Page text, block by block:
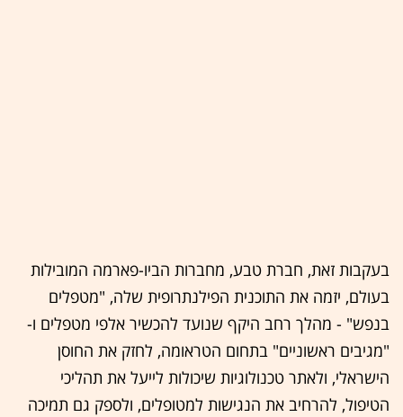
בעקבות זאת, חברת טבע, מחברות הביו-פארמה המובילות
בעולם, יזמה את התוכנית הפילנתרופית שלה, "מטפלים
בנפש" - מהלך רחב היקף שנועד להכשיר אלפי מטפלים ו-
"מגיבים ראשוניים" בתחום הטראומה, לחזק את החוסן
הישראלי, ולאתר טכנולוגיות שיכולות לייעל את תהליכי
הטיפול, להרחיב את הנגישות למטופלים, ולספק גם תמיכה